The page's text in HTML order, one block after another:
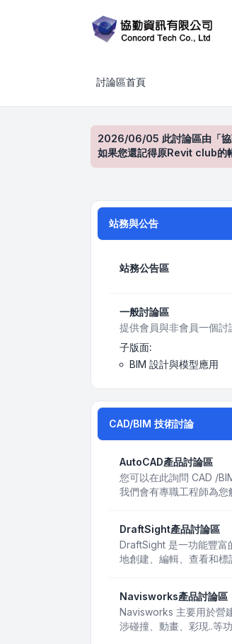
CAD、BIM、工程估算與建
討論區首頁
2026/06/05 此討論區由「協
如果您還記得原Revit club的
站務與公告
站務公告區
一般討論區
提供會員與非會員一個
子版面:
BIM 設計與模型應用
CAD/BIM 技術討論
AutoCAD產品討論區
您可以在此詢問 CAD /
我們會有專職工程師為您
DraftSight產品討論區
DraftSight 是一功能豐富
地創建、編輯、查看和標
Navisworks產品討論區
Navisworks 主要用於營
涉碰撞、動畫、彩現..等功